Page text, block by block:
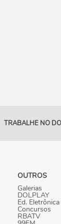
TRABALHE NO
OUTROS
Galerias
DOLPLAY
Ed. Eletrônica
Concursos
RBATV